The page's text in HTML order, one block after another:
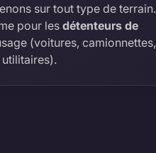
sur tout type de terrain.
pour les détenteurs de
(voitures, camionnettes,
utilitaires).